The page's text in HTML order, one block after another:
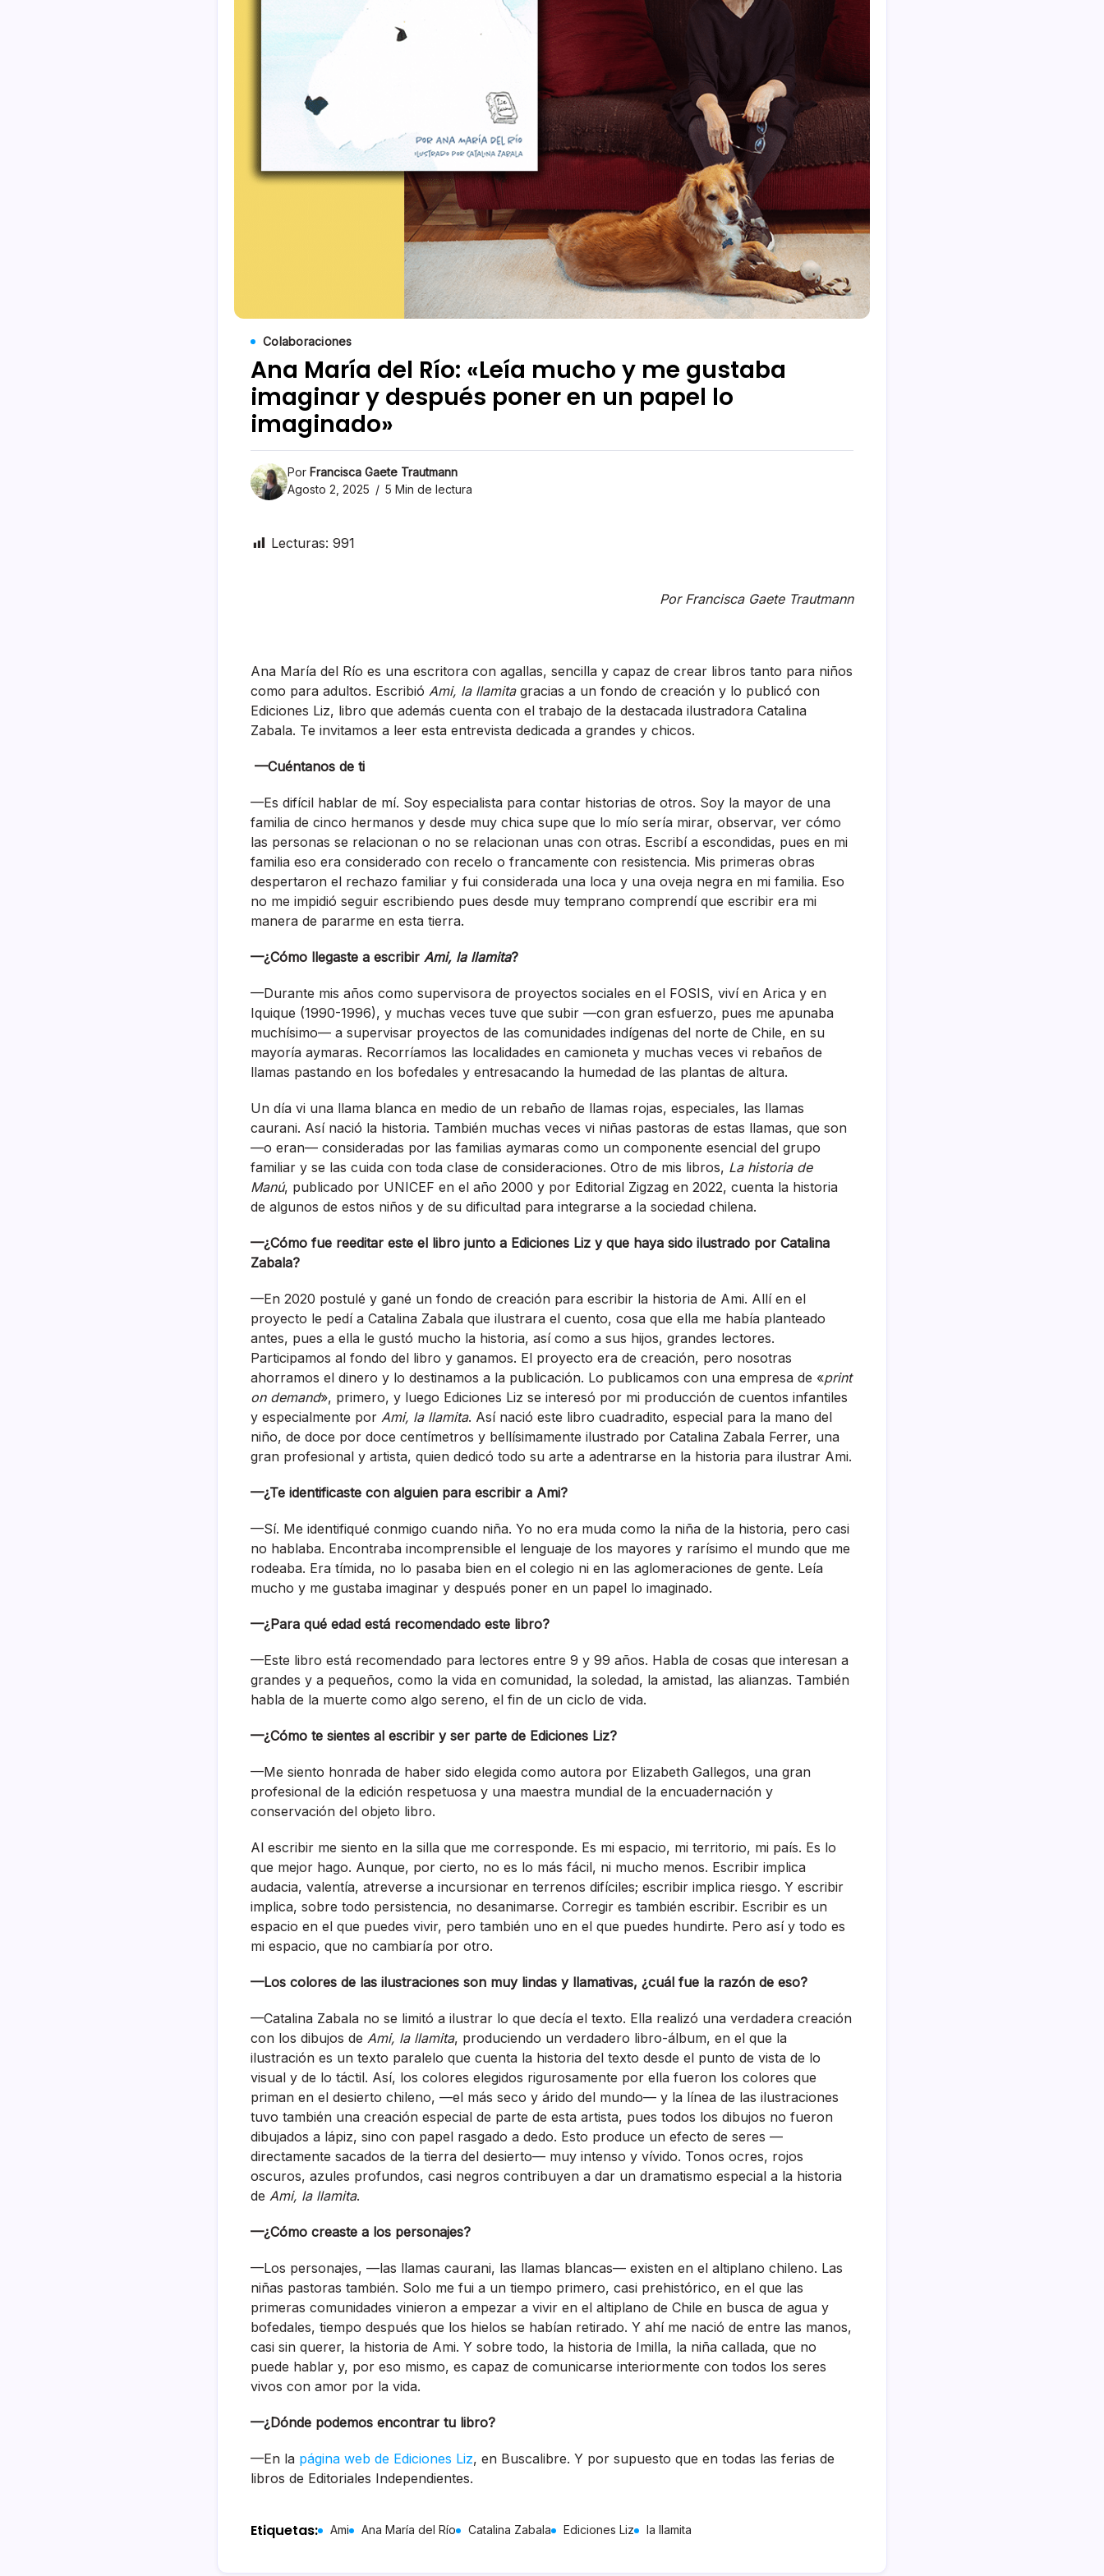
Colaboraciones
Ana María del Río: «Leía mucho y me gustaba
imaginar y después poner en un papel lo
imaginado»
Por Francisca Gaete Trautmann
Agosto 2, 2025
5 Min de lectura
Lecturas: 991
Por Francisca Gaete Trautmann
Ana María del Río es una escritora con agallas, sencilla y capaz de crear libros tanto para niños
como para adultos. Escribió Ami, la llamitagracias a un fondo de creación y lo publicó con
Ediciones Liz, libro que además cuenta con el trabajo de la destacada ilustradora Catalina
Zabala. Te invitamos a leer esta entrevista dedicada a grandes y chicos.
—Cuéntanos de ti
—Es difícil hablar de mí. Soy especialista para contar historias de otros. Soy la mayor de una
familia de cinco hermanos y desde muy chica supe que lo mío sería mirar, observar, ver cómo
las personas se relacionan o no se relacionan unas con otras. Escribí a escondidas, pues en mi
familia eso era considerado con recelo o francamente con resistencia. Mis primeras obras
despertaron el rechazo familiar y fui considerada una loca y una oveja negra en mi familia. Eso
no me impidió seguir escribiendo pues desde muy temprano comprendí que escribir era mi
manera de pararme en esta tierra.
—¿Cómo llegaste a escribir Ami, la llamita?
—Durante mis años como supervisora de proyectos sociales en el FOSIS, viví en Arica y en
Iquique (1990-1996), y muchas veces tuve que subir —con gran esfuerzo, pues me apunaba
muchísimo— a supervisar proyectos de las comunidades indígenas del norte de Chile, en su
mayoría aymaras. Recorríamos las localidades en camioneta y muchas veces vi rebaños de
llamas pastando en los bofedales y entresacando la humedad de las plantas de altura.
Un día vi una llama blanca en medio de un rebaño de llamas rojas, especiales, las llamas
caurani. Así nació la historia. También muchas veces vi niñas pastoras de estas llamas, que son
—o eran— consideradas por las familias aymaras como un componente esencial del grupo
familiar y se las cuida con toda clase de consideraciones. Otro de mis libros, La historia de
Manú, publicado por UNICEF en el año 2000 y por Editorial Zigzag en 2022, cuenta la historia
de algunos de estos niños y de su dificultad para integrarse a la sociedad chilena.
—¿Cómo fue reeditar este el libro junto a Ediciones Liz y que haya sido ilustrado por Catalina
Zabala?
—En 2020 postulé y gané un fondo de creación para escribir la historia de Ami. Allí en el
proyecto le pedí a Catalina Zabala que ilustrara el cuento, cosa que ella me había planteado
antes, pues a ella le gustó mucho la historia, así como a sus hijos, grandes lectores.
Participamos al fondo del libro y ganamos. El proyecto era de creación, pero nosotras
ahorramos el dinero y lo destinamos a la publicación. Lo publicamos con una empresa de «print
on demand», primero, y luego Ediciones Liz se interesó por mi producción de cuentos infantiles
y especialmente por Ami, la llamita. Así nació este libro cuadradito, especial para la mano del
niño, de doce por doce centímetros y bellísimamente ilustrado por Catalina Zabala Ferrer, una
gran profesional y artista, quien dedicó todo su arte a adentrarse en la historia para ilustrar Ami.
—¿Te identificaste con alguien para escribir a Ami?
—Sí. Me identifiqué conmigo cuando niña. Yo no era muda como la niña de la historia, pero casi
no hablaba. Encontraba incomprensible el lenguaje de los mayores y rarísimo el mundo que me
rodeaba. Era tímida, no lo pasaba bien en el colegio ni en las aglomeraciones de gente. Leía
mucho y me gustaba imaginar y después poner en un papel lo imaginado.
—¿Para qué edad está recomendado este libro?
—Este libro está recomendado para lectores entre 9 y 99 años. Habla de cosas que interesan a
grandes y a pequeños, como la vida en comunidad, la soledad, la amistad, las alianzas. También
habla de la muerte como algo sereno, el fin de un ciclo de vida.
—¿Cómo te sientes al escribir y ser parte de Ediciones Liz?
—Me siento honrada de haber sido elegida como autora por Elizabeth Gallegos, una gran
profesional de la edición respetuosa y una maestra mundial de la encuadernación y
conservación del objeto libro.
Al escribir me siento en la silla que me corresponde. Es mi espacio, mi territorio, mi país. Es lo
que mejor hago. Aunque, por cierto, no es lo más fácil, ni mucho menos. Escribir implica
audacia, valentía, atreverse a incursionar en terrenos difíciles; escribir implica riesgo. Y escribir
implica, sobre todo persistencia, no desanimarse. Corregir es también escribir. Escribir es un
espacio en el que puedes vivir, pero también uno en el que puedes hundirte. Pero así y todo es
mi espacio, que no cambiaría por otro.
—Los colores de las ilustraciones son muy lindas y llamativas, ¿cuál fue la razón de eso?
—Catalina Zabala no se limitó a ilustrar lo que decía el texto. Ella realizó una verdadera creación
con los dibujos de Ami, la llamita, produciendo un verdadero libro-álbum, en el que la
ilustración es un texto paralelo que cuenta la historia del texto desde el punto de vista de lo
visual y de lo táctil. Así, los colores elegidos rigurosamente por ella fueron los colores que
priman en el desierto chileno, —el más seco y árido del mundo— y la línea de las ilustraciones
tuvo también una creación especial de parte de esta artista, pues todos los dibujos no fueron
dibujados a lápiz, sino con papel rasgado a dedo. Esto produce un efecto de seres —
directamente sacados de la tierra del desierto— muy intenso y vívido. Tonos ocres, rojos
oscuros, azules profundos, casi negros contribuyen a dar un dramatismo especial a la historia
de Ami, la llamita.
—¿Cómo creaste a los personajes?
—Los personajes, —las llamas caurani, las llamas blancas— existen en el altiplano chileno. Las
niñas pastoras también. Solo me fui a un tiempo primero, casi prehistórico, en el que las
primeras comunidades vinieron a empezar a vivir en el altiplano de Chile en busca de agua y
bofedales, tiempo después que los hielos se habían retirado. Y ahí me nació de entre las manos,
casi sin querer, la historia de Ami. Y sobre todo, la historia de Imilla, la niña callada, que no
puede hablar y, por eso mismo, es capaz de comunicarse interiormente con todos los seres
vivos con amor por la vida.
—¿Dónde podemos encontrar tu libro?
—En la página web de Ediciones Liz, en Buscalibre. Y por supuesto que en todas las ferias de
libros de Editoriales Independientes.
Etiquetas: Ami Ana María del Río Catalina Zabala Ediciones Liz la llamita